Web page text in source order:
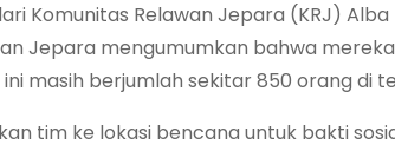
Komunitas Relawan Jepara (KRJ)
Jepara mengumumkan bahwa
masih berjumlah sekitar 850 orang di
tim ke lokasi bencana untuk bakti